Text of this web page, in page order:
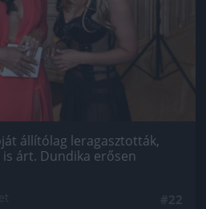
állítólag leragasztották,
árt. Dundika erősen